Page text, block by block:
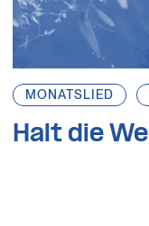
MONATSLIED
Halt die